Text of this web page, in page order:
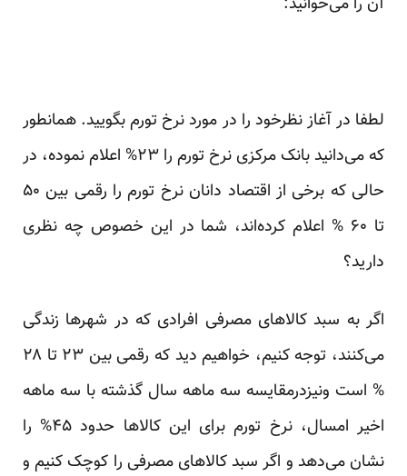
لطفا در آغاز نظرخود را در مورد نرخ تورم بگویید. همانطور
که می‌دانید بانک مرکزی نرخ تورم را ۲۳% اعلام نموده، در
حالی که برخی از اقتصاد دانان نرخ تورم را رقمی بین ۵۰
تا ۶۰ % اعلام کرده‌اند، شما در این خصوص چه نظری
دارید؟
اگر به سبد کالاهای مصرفی افرادی که در شهر‌ها زندگی
می‌کنند، توجه کنیم، خواهیم دید که رقمی بین ۲۳ تا ۲۸
% است ونیزدرمقایسه سه ماهه سال گذشته با سه ماهه
اخیر امسال، نرخ تورم برای این کالا‌ها حدود ۴۵% را
نشان می‌دهد و اگر سبد کالاهای مصرفی را کوچک کنیم و